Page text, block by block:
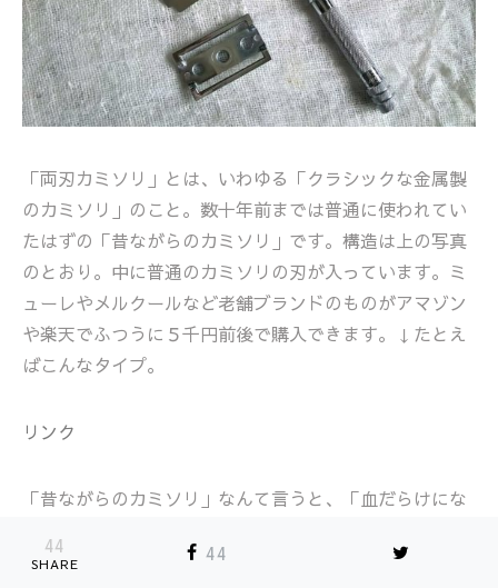
「両刃カミソリ」とは、いわゆる「クラシックな金属製
のカミソリ」のこと。数十年前までは普通に使われてい
たはずの「昔ながらのカミソリ」です。構造は上の写真
のとおり。中に普通のカミソリの刃が入っています。ミ
ューレやメルクールなど老舗ブランドのものがアマゾン
や楽天でふつうに５千円前後で購入できます。↓たとえ
ばこんなタイプ。
リンク
「昔ながらのカミソリ」なんて言うと、「血だらけにな
（かく言う自分も最初の１回はビクビクでした）。で
44
SHARE 44